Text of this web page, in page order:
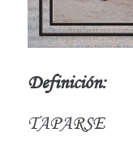
Definición:
TAPARSE